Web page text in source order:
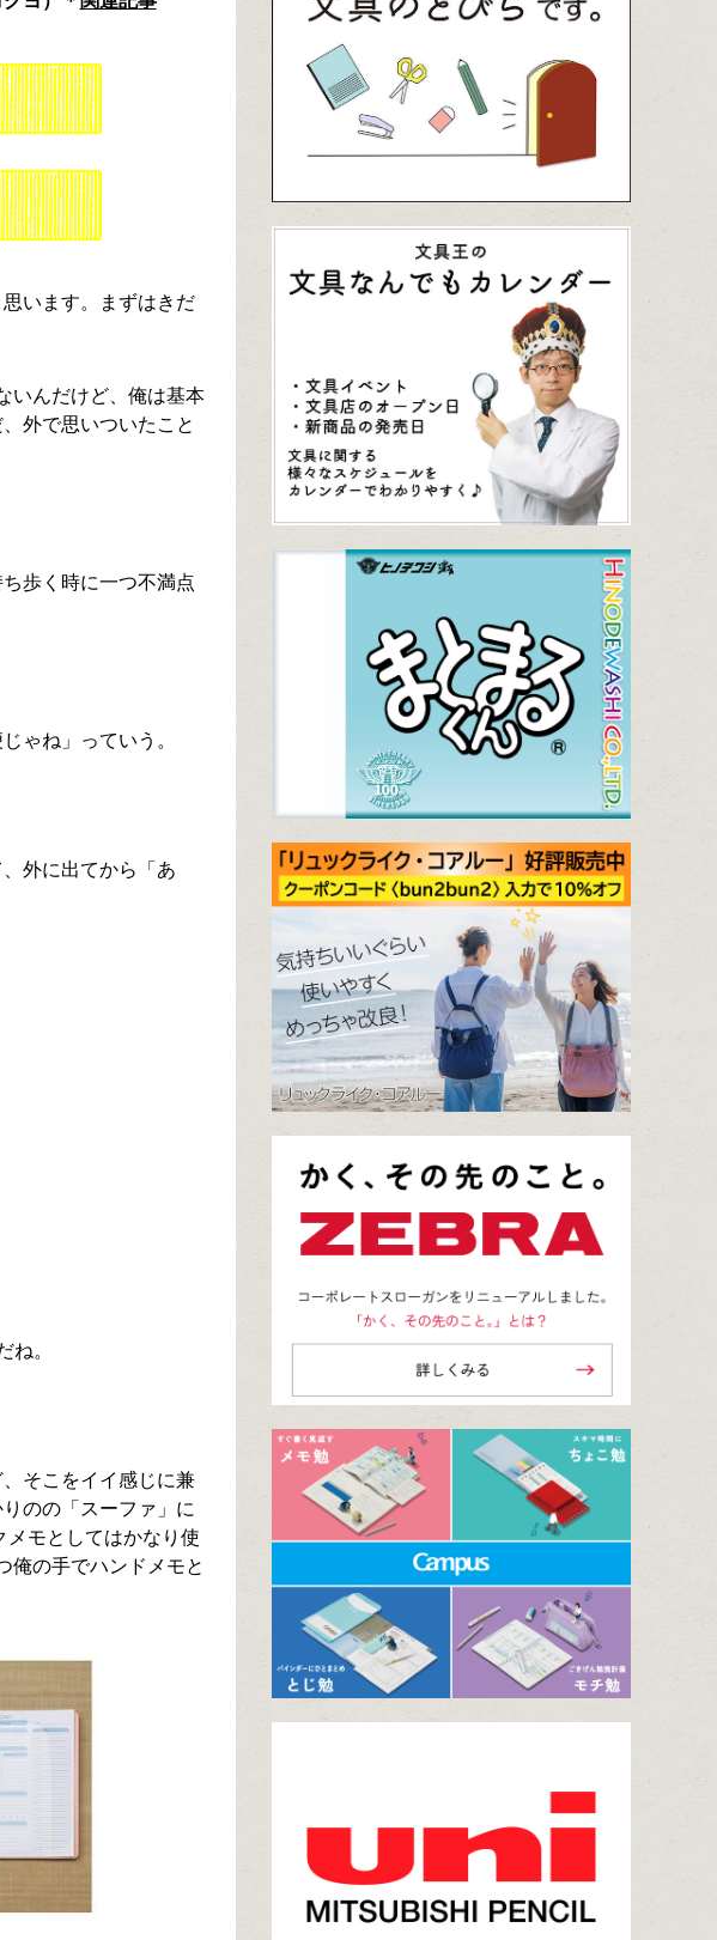
います。まずはきだ
いんだけど、俺は基本
外で思いついたこと
歩く時に一つ不満点
ゃね」っていう。
外に出てから「あ
ね。
そこをイイ感じに兼
のの「スーファ」に
モとしてはかなり使
俺の手でハンドメモと